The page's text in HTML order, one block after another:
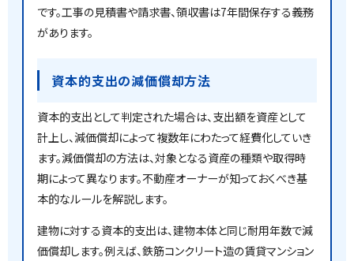
です。工事の見積書や請求書、領収書は7年間保存する義務
があります。
資本的支出の減価償却方法
資本的支出として判定された場合は、支出額を資産として
計上し、減価償却によって複数年にわたって経費化していき
ます。減価償却の方法は、対象となる資産の種類や取得時
期によって異なります。不動産オーナーが知っておくべき基
本的なルールを解説します。
建物に対する資本的支出は、建物本体と同じ耐用年数で減
価償却します。例えば、鉄筋コンクリート造の賃貸マンション